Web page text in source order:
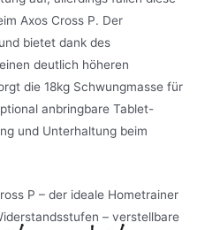
Axos Cross P. Der
bietet dank des
deutlich höheren
die 18kg Schwungmasse für
anbringbare Tablet-
und Unterhaltung beim